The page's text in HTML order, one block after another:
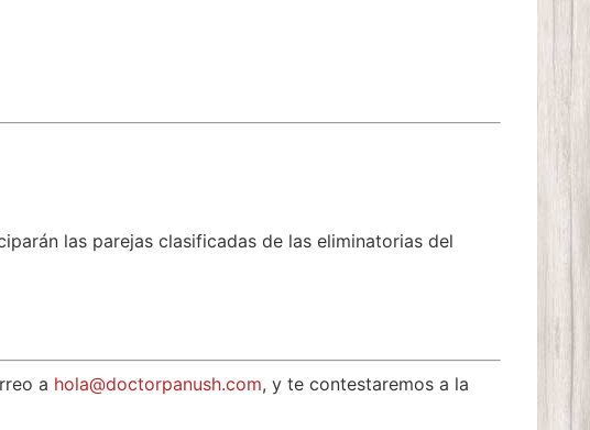
las parejas clasificadas de las eliminatorias del
a hola@doctorpanush.com, y te contestaremos a la